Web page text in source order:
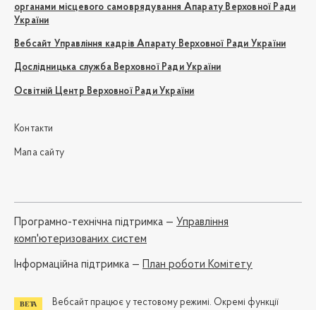
органами місцевого самоврядування Апарату Верховної Ради
України
Вебсайт Управління кадрів Апарату Верховної Ради України
Дослідницька служба Верховної Ради України
Освітній Центр Верховної Ради України
Контакти
Мапа сайту
Програмно-технічна підтримка — Управління
комп'ютеризованих систем
Iнформаційна підтримка — План роботи Комітету
Вебсайт працює у тестовому режимі. Окремі функції